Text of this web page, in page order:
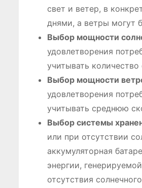
свет и ветер, в
днями, а ветры могут
Выбор мощности
удовлетворения
учитывать
Выбор мощности
удовлетворения
учитывать среднюю
Выбор системы
или при отсутствии
аккумуляторная
энергии,
отсутствия